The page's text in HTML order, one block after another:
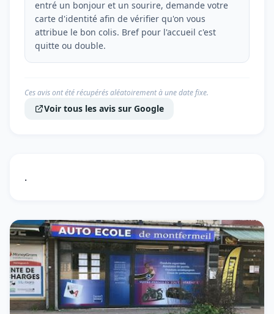
entré un bonjour et un sourire, demande votre
carte d'identité afin de vérifier qu'on vous
attribue le bon colis. Bref pour l'accueil c'est
quitte ou double.
Ces avis ont été récupérés aléatoirement à une date fixe.
Voir tous les avis sur Google
.